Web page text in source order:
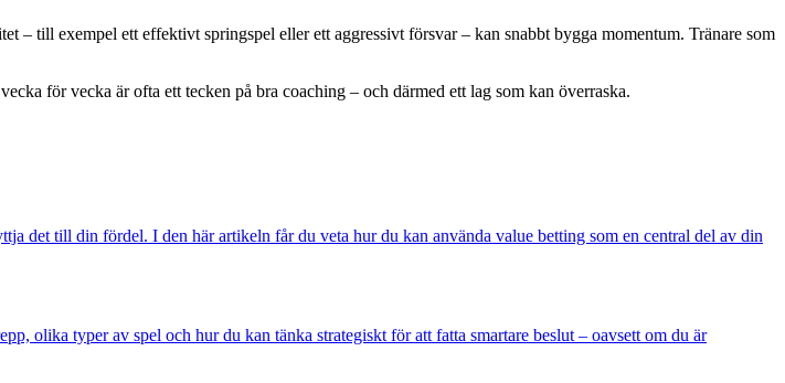
till exempel ett effektivt springspel eller ett aggressivt försvar – kan snabbt bygga momentum. Tränare som
för vecka är ofta ett tecken på bra coaching – och därmed ett lag som kan överraska.
det till din fördel. I den här artikeln får du veta hur du kan använda value betting som en central del av din
olika typer av spel och hur du kan tänka strategiskt för att fatta smartare beslut – oavsett om du är